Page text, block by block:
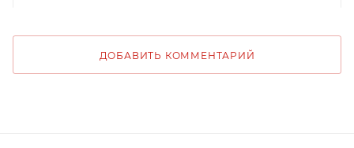
ДОБАВИТЬ КОММЕНТАРИЙ